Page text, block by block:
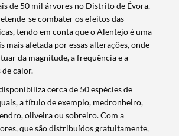
de 50 mil árvores no Distrito de Évora.
se combater os efeitos das
tendo em conta que o Alentejo é uma
mais afetada por essas alterações, onde
da magnitude, a frequência e a
de calor.
cerca de 50 espécies de
a título de exemplo, medronheiro,
oliveira ou sobreiro. Com a
que são distribuídos gratuitamente,